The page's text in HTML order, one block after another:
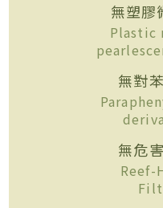
無塑膠
Plastic
無對
無危
Reef-